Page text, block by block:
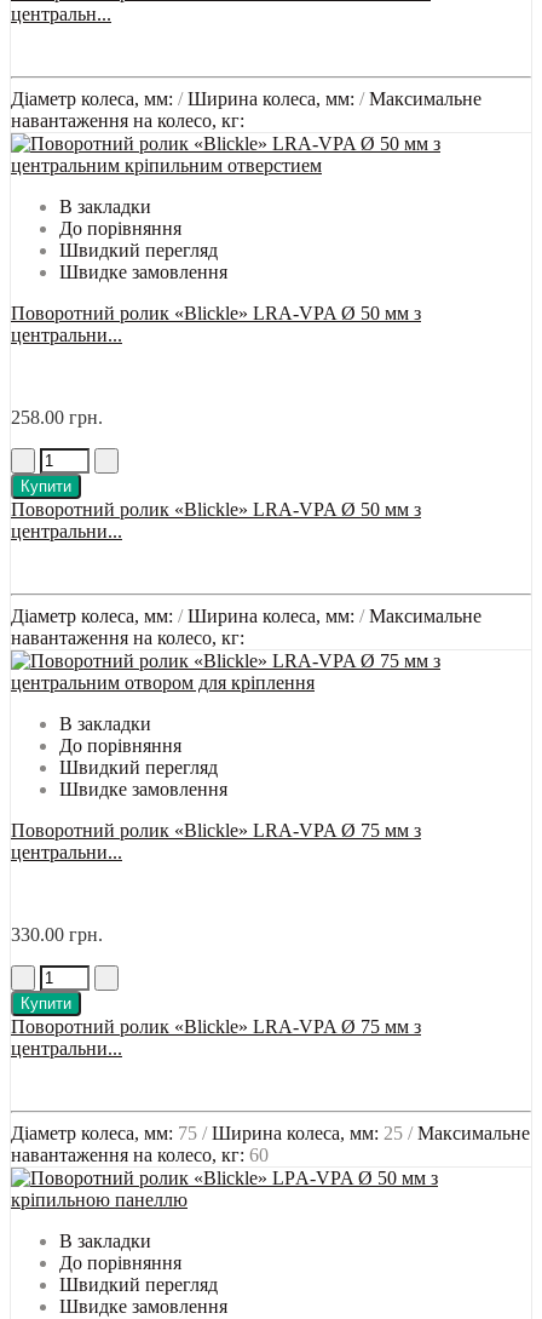
центральн...
Діаметр колеса, мм: /Ширина колеса, мм: /Максимальне
навантаження на колесо, кг:
В закладки
До порівняння
Швидкий перегляд
Швидке замовлення
Поворотний ролик «Blickle» LRA-VPA Ø 50 мм з
центральни...
258.00 грн.
Купити
Поворотний ролик «Blickle» LRA-VPA Ø 50 мм з
центральни...
Діаметр колеса, мм: /Ширина колеса, мм: /Максимальне
навантаження на колесо, кг:
В закладки
До порівняння
Швидкий перегляд
Швидке замовлення
Поворотний ролик «Blickle» LRA-VPA Ø 75 мм з
центральни...
330.00 грн.
Купити
Поворотний ролик «Blickle» LRA-VPA Ø 75 мм з
центральни...
Діаметр колеса, мм: 75 /Ширина колеса, мм: 25 /Максимальне
навантаження на колесо, кг: 60
В закладки
До порівняння
Швидкий перегляд
Швидке замовлення